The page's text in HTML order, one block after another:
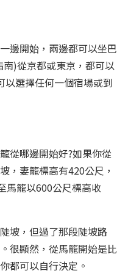
邊開始，兩邊都可以坐巴
)從京都或東京，都可以
以選擇任何一個宿場或到
從哪邊開始好?如果你從
，妻籠標高有420公尺，
馬籠以600公尺標高收
坡，但過了那段陡坡路
很顯然，從馬籠開始是比
都可以自行決定。